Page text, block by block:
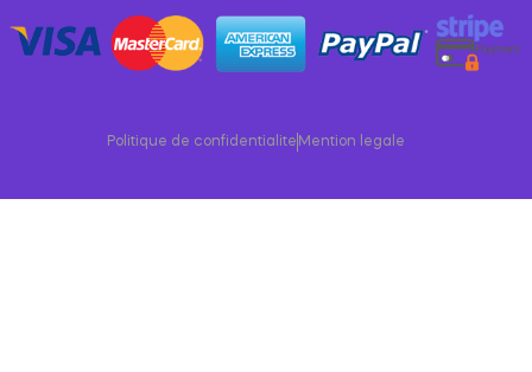
Politique de confidentialite Mention legale